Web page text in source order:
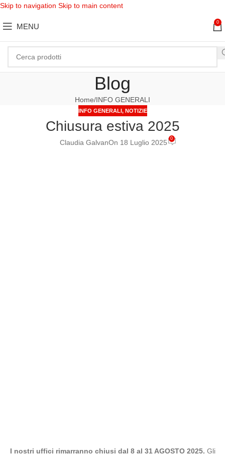
Skip to navigation Skip to main content
MENU 0
Blog
Home INFO GENERALI
INFO GENERALI, NOTIZIE
Chiusura estiva 2025
Claudia GalvanOn 18 Luglio 2025 0
I nostri uffici rimarranno chiusi dal 8 al 31 AGOSTO 2025. Gli